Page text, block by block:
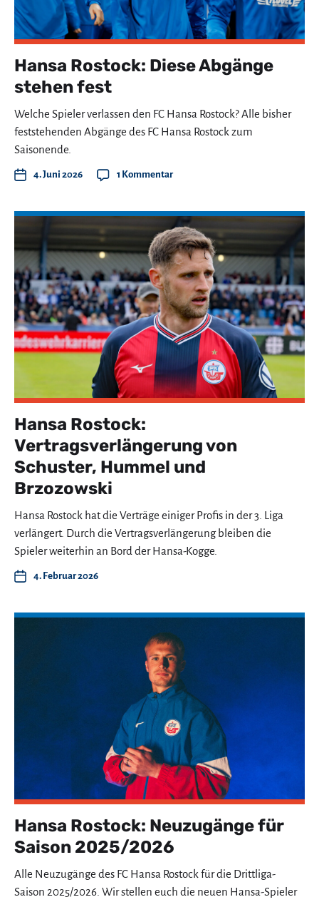
Hansa Rostock: Diese Abgänge
stehen fest
Welche Spieler verlassen den FC Hansa Rostock? Alle bisher
feststehenden Abgänge des FC Hansa Rostock zum
Saisonende.
4. Juni 2026 1 Kommentar
Hansa Rostock:
Vertragsverlängerung von
Schuster, Hummel und
Brzozowski
Hansa Rostock hat die Verträge einiger Profis in der 3. Liga
verlängert. Durch die Vertragsverlängerung bleiben die
Spieler weiterhin an Bord der Hansa-Kogge.
4. Februar 2026
Hansa Rostock: Neuzugänge für
Saison 2025/2026
Alle Neuzugänge des FC Hansa Rostock für die Drittliga-
Saison 2025/2026. Wir stellen euch die neuen Hansa-Spieler